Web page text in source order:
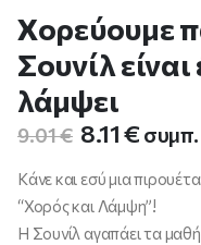
Χορεύουμε
Σουνίλ
λάμψει
9.01€ Original
was:
9.01 €.
8.11€Η
τιμή
είναι:
8.11
Κάνε και εσύ μια
“Χορός και Λάμψη”!
Η Σουνίλ αγαπάει τα